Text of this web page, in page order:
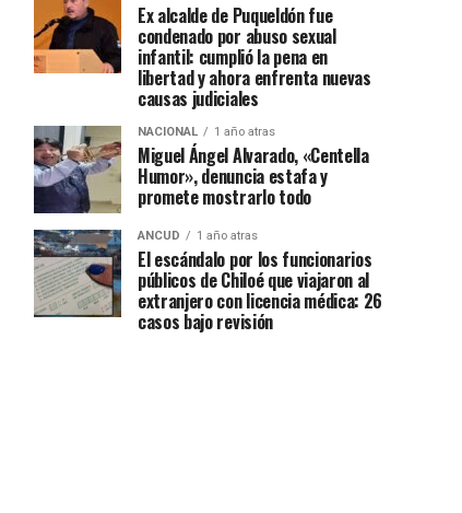
Ex alcalde de Puqueldón fue
condenado por abuso sexual
infantil: cumplió la pena en
libertad y ahora enfrenta nuevas
causas judiciales
NACIONAL 1 año atras
Miguel Ángel Alvarado, «Centella
Humor», denuncia estafa y
promete mostrarlo todo
ANCUD 1 año atras
El escándalo por los funcionarios
públicos de Chiloé que viajaron al
extranjero con licencia médica: 26
casos bajo revisión